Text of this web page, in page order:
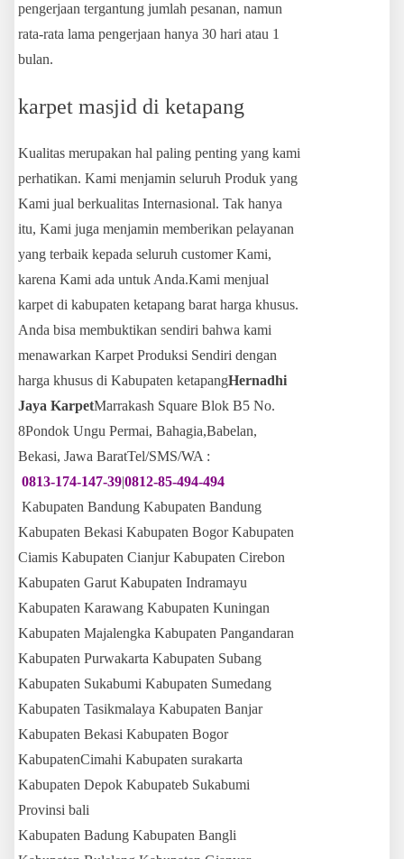
pengerjaan tergantung jumlah pesanan, namun
rata-rata lama pengerjaan hanya 30 hari atau 1
bulan.
karpet masjid di ketapang
Kualitas merupakan hal paling penting yang kami
perhatikan. Kami menjamin seluruh Produk yang
Kami jual berkualitas Internasional. Tak hanya
itu, Kami juga menjamin memberikan pelayanan
yang terbaik kepada seluruh customer Kami,
karena Kami ada untuk Anda.Kami menjual
karpet di kabupaten ketapang barat harga khusus.
Anda bisa membuktikan sendiri bahwa kami
menawarkan Karpet Produksi Sendiri dengan
harga khusus di Kabupaten ketapangHernadhi
Jaya KarpetMarrakash Square Blok B5 No.
8Pondok Ungu Permai, Bahagia,Babelan,
Bekasi, Jawa BaratTel/SMS/WA :
0813-174-147-39|0812-85-494-494
Kabupaten Bandung Kabupaten Bandung
Kabupaten Bekasi Kabupaten Bogor Kabupaten
Ciamis Kabupaten Cianjur Kabupaten Cirebon
Kabupaten Garut Kabupaten Indramayu
Kabupaten Karawang Kabupaten Kuningan
Kabupaten Majalengka Kabupaten Pangandaran
Kabupaten Purwakarta Kabupaten Subang
Kabupaten Sukabumi Kabupaten Sumedang
Kabupaten Tasikmalaya Kabupaten Banjar
Kabupaten Bekasi Kabupaten Bogor
KabupatenCimahi Kabupaten surakarta
Kabupaten Depok Kabupateb Sukabumi
Provinsi bali
Kabupaten Badung Kabupaten Bangli